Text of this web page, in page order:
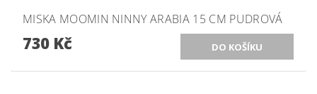
MISKA MOOMIN NINNY ARABIA 15 CM PUDROVÁ
730 Kč